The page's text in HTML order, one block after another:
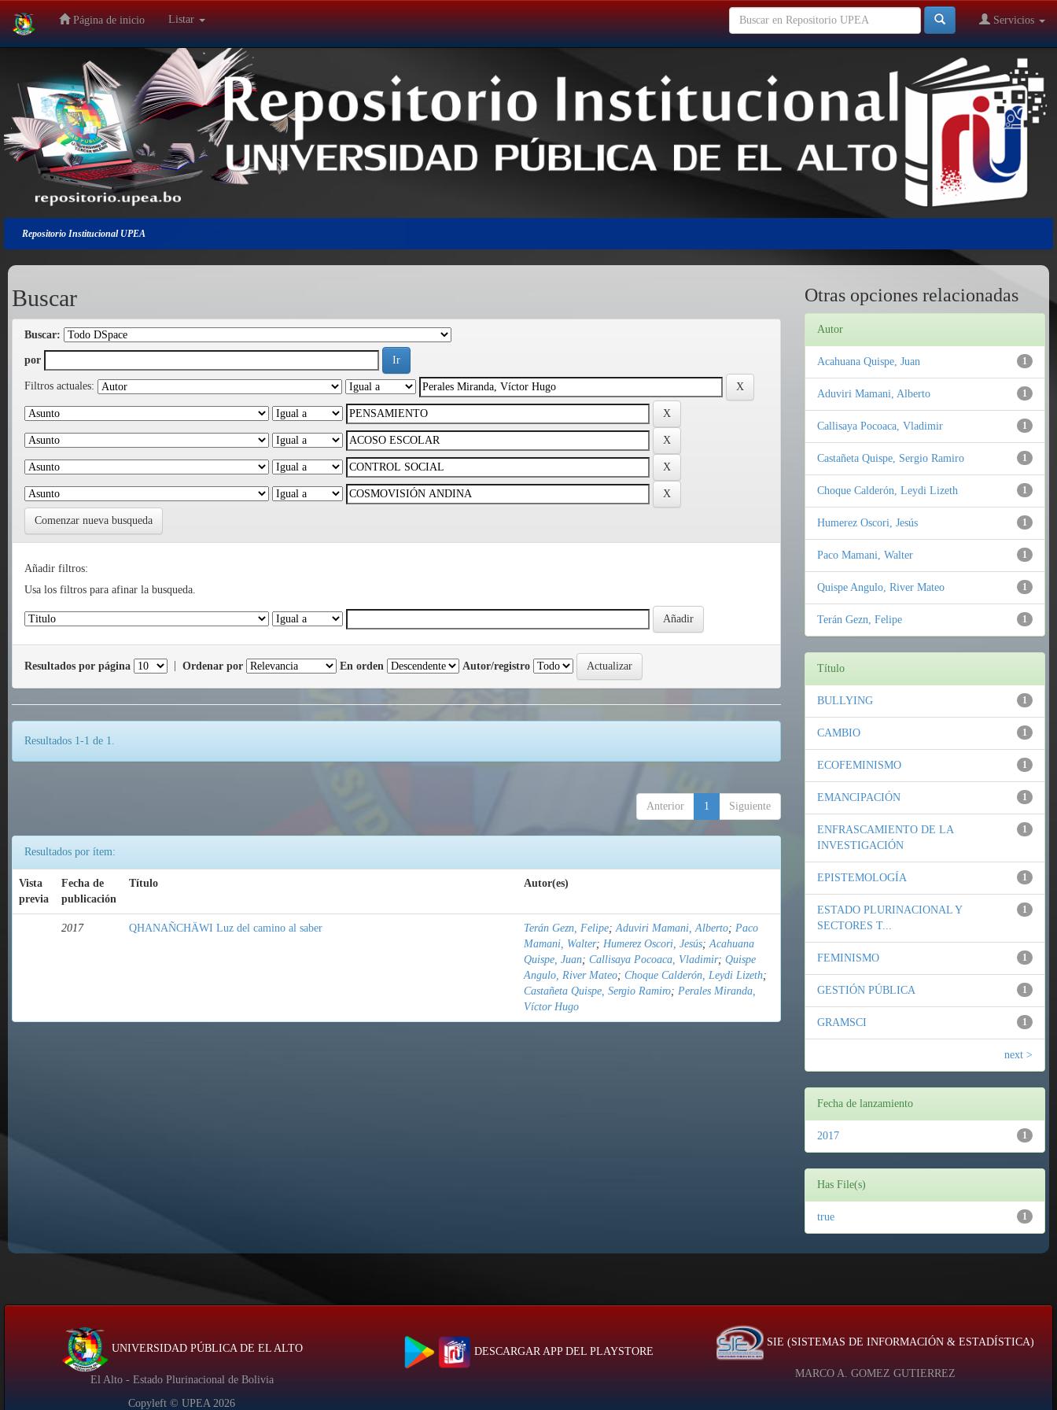
Salir
navegación
Página de inicio Listar Servicios
Repositorio Institucional UPEA
Buscar
Buscar:
por
Filtros actuales:
Comenzar nueva busqueda
Añadir filtros:
Usa los filtros para afinar la busqueda.
Resultados por página Ordenar por En orden Autor/registro
Resultados 1-1 de 1.
Anterior 1 Siguiente
Resultados por ítem:
Vista
previa
Fecha de
publicación
Título Autor(es)
2017 QHANAÑCHÄWI Luz del camino al saber Terán Gezn, Felipe;Aduviri Mamani, Alberto; Paco
Mamani, Walter; Humerez Oscori, Jesús;Acahuana
Quispe, Juan; Callisaya Pocoaca, Vladimir; Quispe
Angulo, River Mateo; Choque Calderón, Leydi Lizeth;
Castañeta Quispe, Sergio Ramiro; Perales Miranda,
Víctor Hugo
Otras opciones relacionadas
Autor
1
Acahuana Quispe, Juan
1
Aduviri Mamani, Alberto
1
Callisaya Pocoaca, Vladimir
1
Castañeta Quispe, Sergio Ramiro
1
Choque Calderón, Leydi Lizeth
1
Humerez Oscori, Jesús
1
Paco Mamani, Walter
1
Quispe Angulo, River Mateo
1
Terán Gezn, Felipe
Título
1
BULLYING
1
CAMBIO
1
ECOFEMINISMO
1
EMANCIPACIÓN
1
ENFRASCAMIENTO DE LA
INVESTIGACIÓN
1
EPISTEMOLOGÍA
1
ESTADO PLURINACIONAL Y
SECTORES T...
1
FEMINISMO
1
GESTIÓN PÚBLICA
1
GRAMSCI
next >
Fecha de lanzamiento
1
2017
Has File(s)
1
true
UNIVERSIDAD PÚBLICA DE EL ALTO
El Alto - Estado Plurinacional de Bolivia
Copyleft © UPEA2026
DESCARGAR APP DEL PLAYSTORE
SIE (SISTEMAS DE INFORMACIÓN & ESTADÍSTICA)
MARCO A. GOMEZ GUTIERREZ